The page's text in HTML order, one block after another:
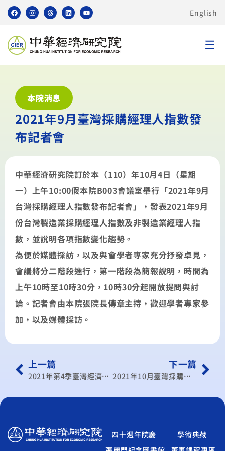
English
本院消息
2021年9月臺灣採購經理人指數發
布記者會
中華經濟研究院訂於本（110）年10月4日（星期
一）上午10:00假本院B003會議室舉行「2021年9月
台灣採購經理人指數發布記者會」，發表2021年9月
份台灣製造業採購經理人指數及非製造業經理人指
數，並說明各項指數變化趨勢。
為便於媒體採訪，以及與會學者專家充分抒發卓見，
會議將分二階段進行，第一階段為簡報說明，時間為
上午10時至10時30分，10時30分起開放提問與討
論。記者會由本院張院長傳章主持，歡迎學者專家參
加，以及媒體採訪。
上一篇
2021年第4季臺灣經濟預測記者會暨座談會
下一篇
2021年10月臺灣採購經理人指數發布記者會
四十週年院慶
學術典藏